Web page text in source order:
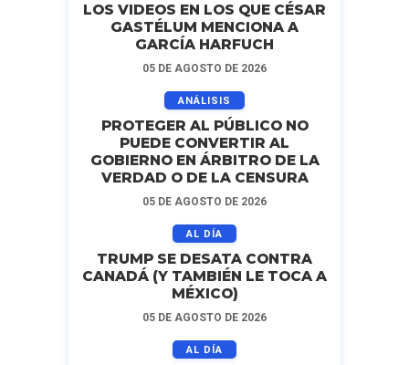
LOS VIDEOS EN LOS QUE CÉSAR
GASTÉLUM MENCIONA A
GARCÍA HARFUCH
05 DE AGOSTO DE 2026
ANÁLISIS
PROTEGER AL PÚBLICO NO
PUEDE CONVERTIR AL
GOBIERNO EN ÁRBITRO DE LA
VERDAD O DE LA CENSURA
05 DE AGOSTO DE 2026
AL DÍA
TRUMP SE DESATA CONTRA
CANADÁ (Y TAMBIÉN LE TOCA A
MÉXICO)
05 DE AGOSTO DE 2026
AL DÍA